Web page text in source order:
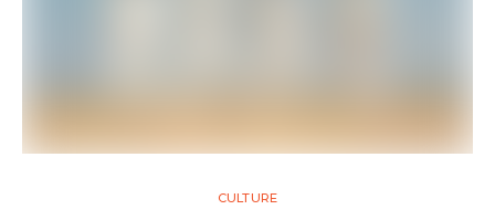
CULTURE